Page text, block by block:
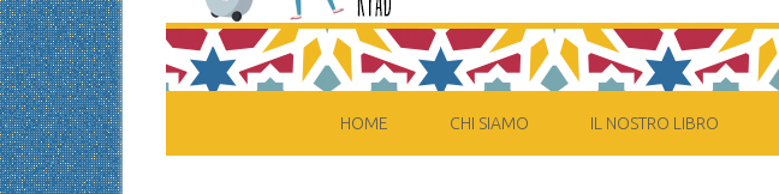
HOME CHI SIAMO IL NOSTRO LIBRO